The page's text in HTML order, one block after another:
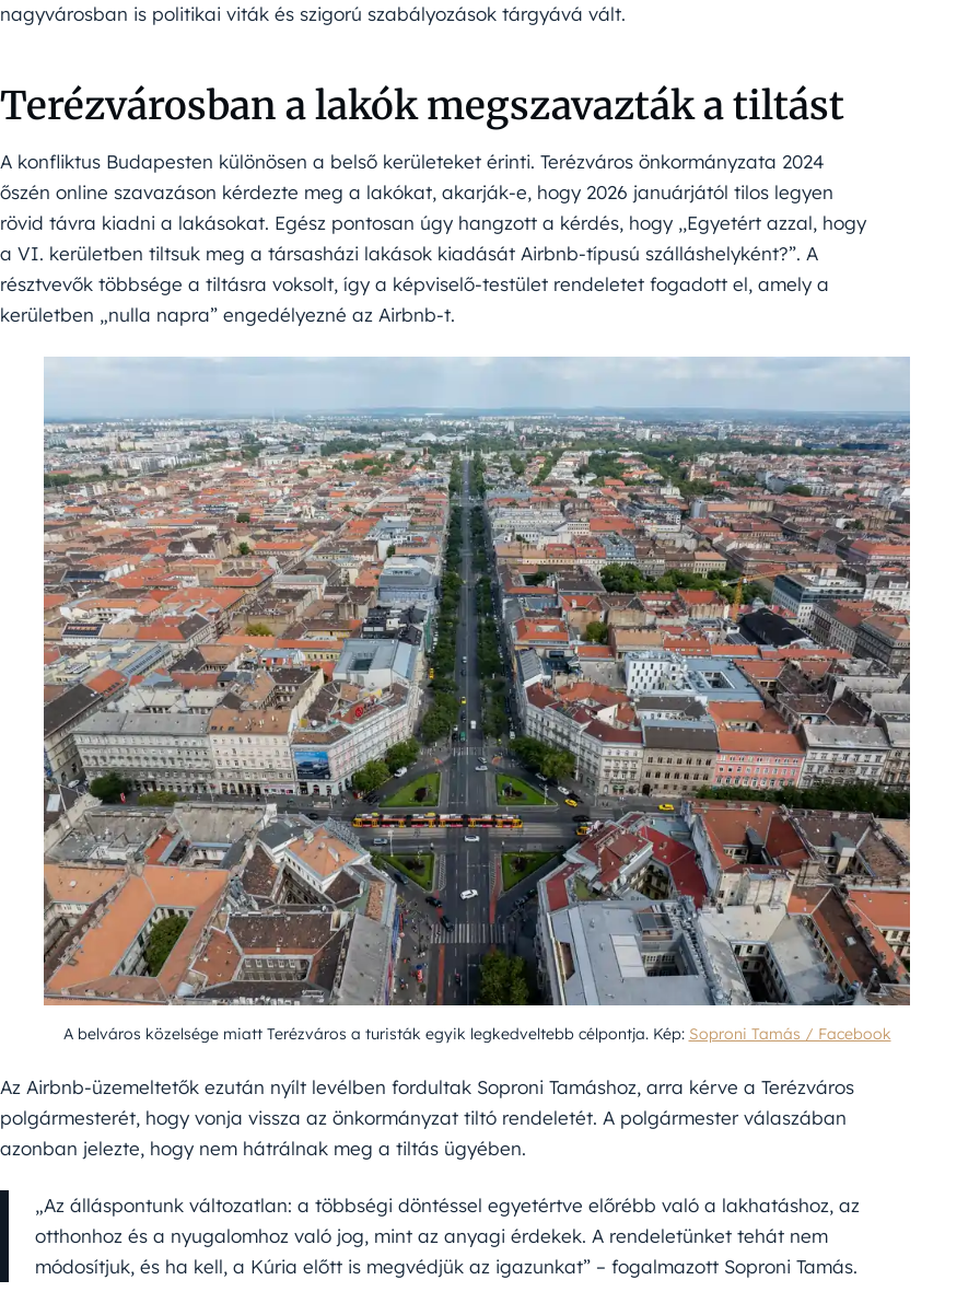
nagyvárosban is politikai viták és szigorú szabályozások tárgyává vált.
Terézvárosban a lakók megszavazták a tiltást
A konfliktus Budapesten különösen a belső kerületeket érinti. Terézváros önkormányzata 2024
őszén online szavazáson kérdezte meg a lakókat, akarják-e, hogy 2026 januárjától tilos legyen
rövid távra kiadni a lakásokat. Egész pontosan úgy hangzott a kérdés, hogy ,,Egyetért azzal, hogy
a VI. kerületben tiltsuk meg a társasházi lakások kiadását Airbnb-típusú szálláshelyként?”. A
résztvevők többsége a tiltásra voksolt, így a képviselő-testület rendeletet fogadott el, amely a
kerületben „nulla napra” engedélyezné az Airbnb-t.
A belváros közelsége miatt Terézváros a turisták egyik legkedveltebb célpontja. Kép: Soproni Tamás / Facebook
Az Airbnb-üzemeltetők ezután nyílt levélben fordultak Soproni Tamáshoz, arra kérve a Terézváros
polgármesterét, hogy vonja vissza az önkormányzat tiltó rendeletét. A polgármester válaszában
azonban jelezte, hogy nem hátrálnak meg a tiltás ügyében.
„Az álláspontunk változatlan: a többségi döntéssel egyetértve előrébb való a lakhatáshoz, az
otthonhoz és a nyugalomhoz való jog, mint az anyagi érdekek. A rendeletünket tehát nem
módosítjuk, és ha kell, a Kúria előtt is megvédjük az igazunkat” – fogalmazott Soproni Tamás.